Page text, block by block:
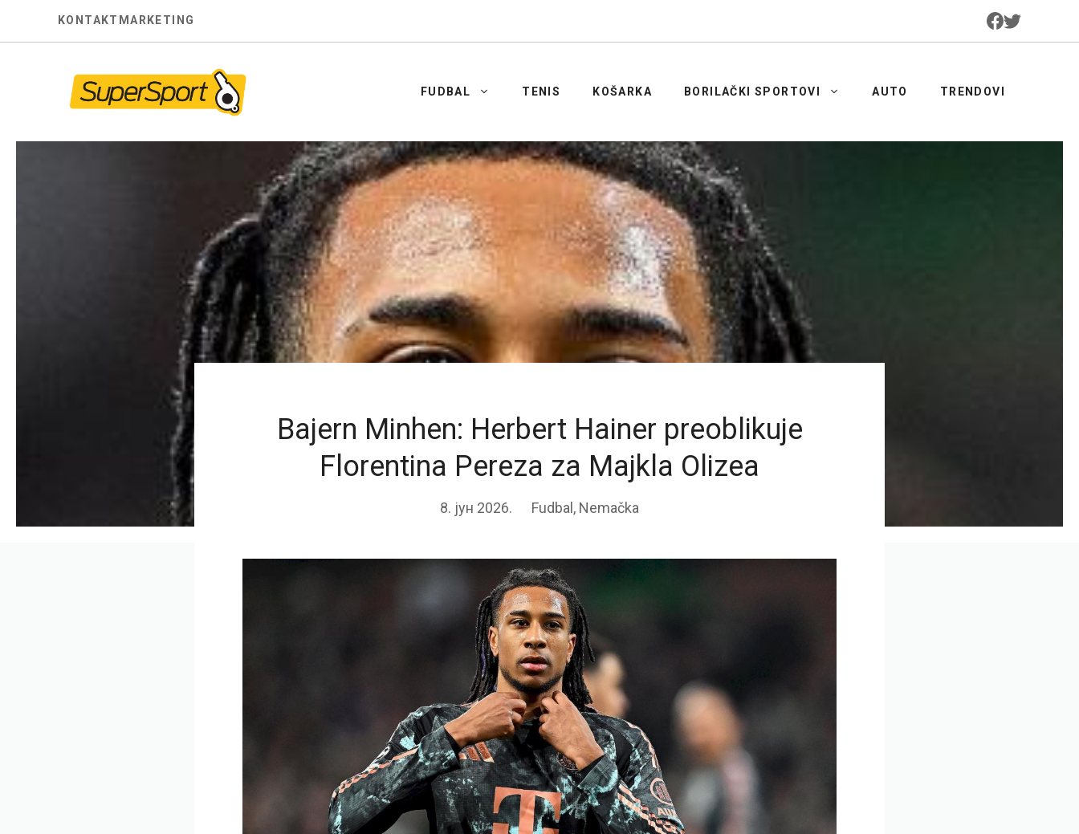
KONTAKT MARKETING
FUDBAL TENIS KOŠARKA BORILAČKI SPORTOVI AUTO TRENDOVI
Bajern Minhen: Herbert Hainer preoblikuje
Florentina Pereza za Majkla Olizea
8. јун 2026. Fudbal , Nemačka